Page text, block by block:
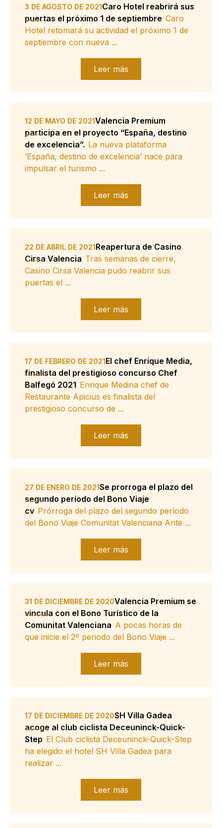
3 DE AGOSTO DE 2021Caro Hotel reabrirá sus
puertas el próximo 1 de septiembre Caro
Hotel retomará su actividad el próximo 1 de
septiembre con nueva ...
Leer más
12 DE MAYO DE 2021Valencia Premium
participa en el proyecto “España, destino
de excelencia”. La nueva plataforma
‘España, destino de excelencia’ nace para
impulsar el turismo ...
Leer más
22 DE ABRIL DE 2021Reapertura de Casino
Cirsa Valencia Tras semanas de cierre,
Casino Cirsa Valencia pudo reabrir sus
puertas el ...
Leer más
17 DE FEBRERO DE 2021El chef Enrique Media,
finalista del prestigioso concurso Chef
Balfegó 2021 Enrique Medina chef de
Restaurante Apicius es finalista del
prestigioso concurso de ...
Leer más
27 DE ENERO DE 2021Se prorroga el plazo del
segundo período del Bono Viaje
cv Prórroga del plazo del segundo período
del Bono Viaje Comunitat Valenciana Ante ...
Leer más
31 DE DICIEMBRE DE 2020Valencia Premium se
vincula con el Bono Turístico de la
Comunitat Valenciana A pocas horas de
que inicie el 2º periodo del Bono Viaje ...
Leer más
17 DE DICIEMBRE DE 2020SH Villa Gadea
acoge al club ciclista Deceuninck-Quick-
Step El Club ciclista Deceuninck-Quick-Step
ha elegido el hotel SH Villa Gadea para
realizar ...
Leer más